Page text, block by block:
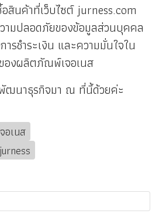
สินค้าที่เว็บไซต์ jurness.com
ามปลอดภัยของข้อมูลส่วนบุคคล
รชำระเงิน และความมั่นใจใน
งผลิตภัณพ์เจอเนส
นาธุรกิจมา ณ ที่นี้ด้วยค่ะ
อเนส